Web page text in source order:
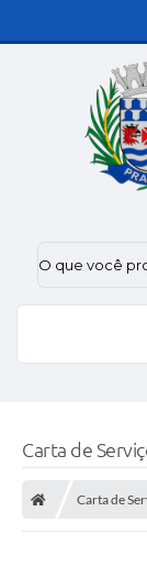
O que você
Carta de
Carta de